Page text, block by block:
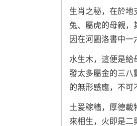
生肖之秘，在於地
兔、屬虎的母親，
因在河圖洛書中一
水生木，這便是給
發太多屬金的三八
的無形感應，不可
土爰稼穡，厚德載
來相生，火即是二